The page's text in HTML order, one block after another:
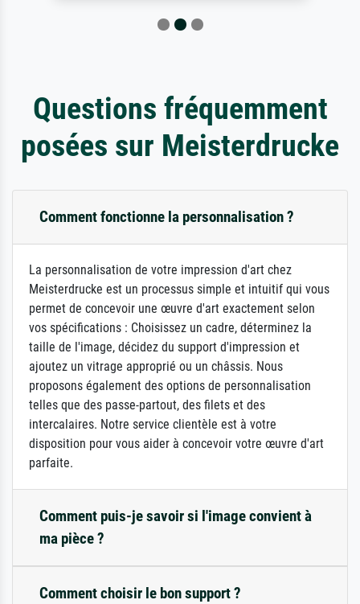
Questions fréquemment
posées sur Meisterdrucke
Comment fonctionne la personnalisation ?
La personnalisation de votre impression d'art chez
Meisterdrucke est un processus simple et intuitif qui vous
permet de concevoir une œuvre d'art exactement selon
vos spécifications : Choisissez un cadre, déterminez la
taille de l'image, décidez du support d'impression et
ajoutez un vitrage approprié ou un châssis. Nous
proposons également des options de personnalisation
telles que des passe-partout, des filets et des
intercalaires. Notre service clientèle est à votre
disposition pour vous aider à concevoir votre œuvre d'art
parfaite.
Comment puis-je savoir si l'image convient à
ma pièce ?
Comment choisir le bon support ?